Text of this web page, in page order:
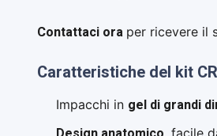
Contattaci ora per ricevere il
Caratteristiche del kit
Impacchi in gel di grandi
, facile